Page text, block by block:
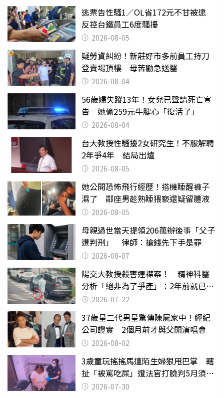
逃票告性騷1／OL省172元不甘被逮
反控台鐵員工6度騷擾
2026-08-05
疑勞資糾紛！新莊好市多前員工持刀
登賣場頂樓 母苦勸急送醫
2026-08-04
56歲婦失蹤13年！女兒已聲請死亡宣
告 她偷259元牛腱心「復活了」
2026-08-04
台大教授性騷擾2女研究生！不服解聘
2年爭4年 結局出爐
2026-08-05
她公開恐怖飛行經歷！搭機睡醒褲子
濕了 鄰座男趁熟睡猥褻還疑留體液
2026-08-05
母親過世當天提領206萬辦後事「父子
遭判刑」 律師：搶錢先下手是罪
2026-08-07
陽交大教授殺害連襟案！ 精神科醫
分析「絕非為了爭產」：2年前就已言
行詭異
2026-07-22
37歲星二代男星驚傳陳屍家中！經紀
公司證實 2個月前才與父開演唱會
2026-08-02
3歲童玩搖搖馬遭陌生婦狠甩巴掌 瞎
扯「被罵吃屎」遭法官打臉判5月須入
監 2026-07-30